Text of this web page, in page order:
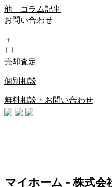
他 コラム記事
お問い合わせ
＋
売却査定
個別相談
無料相談・お問い合わせ
マイホーム - 株式